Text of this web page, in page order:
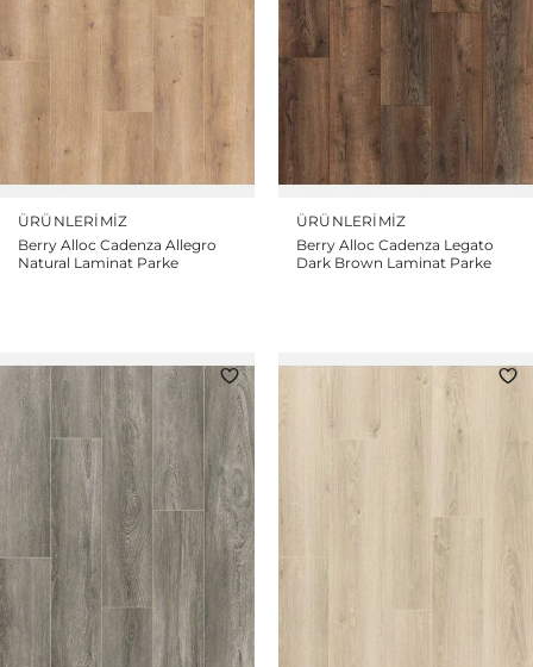
ÜRÜNLERIMIZ
Berry Alloc Cadenza Allegro
Natural Laminat Parke
ÜRÜNLERIMIZ
Berry Alloc Cadenza Legato
Dark Brown Laminat Parke